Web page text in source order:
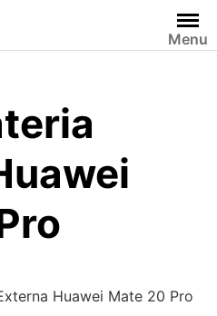
Menu
Huawei Mate 20 Pro